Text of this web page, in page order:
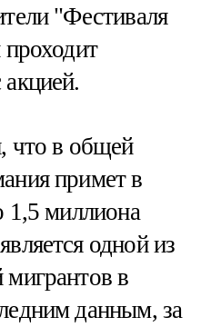
"Фестиваля
что в общей
примет в
1,5 миллиона
одной из
в
данным, за